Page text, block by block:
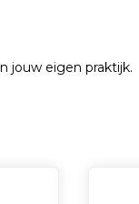
jouw eigen praktijk.